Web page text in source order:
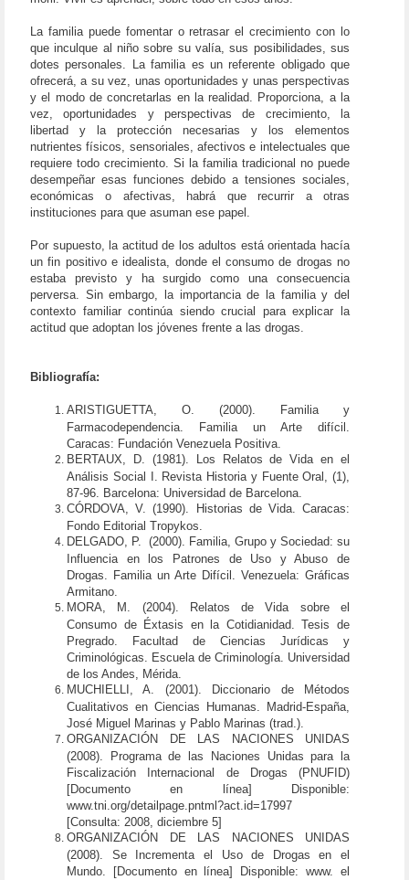
La familia puede fomentar o retrasar el crecimiento con lo
que inculque al niño sobre su valía, sus posibilidades, sus
dotes personales. La familia es un referente obligado que
ofrecerá, a su vez, unas oportunidades y unas perspectivas
y el modo de concretarlas en la realidad. Proporciona, a la
vez, oportunidades y perspectivas de crecimiento, la
libertad y la protección necesarias y los elementos
nutrientes físicos, sensoriales, afectivos e intelectuales que
requiere todo crecimiento. Si la familia tradicional no puede
desempeñar esas funciones debido a tensiones sociales,
económicas o afectivas, habrá que recurrir a otras
instituciones para que asuman ese papel.
Por supuesto, la actitud de los adultos está orientada hacía
un fin positivo e idealista, donde el consumo de drogas no
estaba previsto y ha surgido como una consecuencia
perversa. Sin embargo, la importancia de la familia y del
contexto familiar continúa siendo crucial para explicar la
actitud que adoptan los jóvenes frente a las drogas.
Bibliografía:
ARISTIGUETTA, O. (2000). Familia y
Farmacodependencia. Familia un Arte difícil.
Caracas: Fundación Venezuela Positiva.
BERTAUX, D. (1981). Los Relatos de Vida en el
Análisis Social I. Revista Historia y Fuente Oral, (1),
87-96. Barcelona: Universidad de Barcelona.
CÓRDOVA, V. (1990). Historias de Vida. Caracas:
Fondo Editorial Tropykos.
DELGADO, P. (2000). Familia, Grupo y Sociedad: su
Influencia en los Patrones de Uso y Abuso de
Drogas. Familia un Arte Difícil. Venezuela: Gráficas
Armitano.
MORA, M. (2004). Relatos de Vida sobre el
Consumo de Éxtasis en la Cotidianidad. Tesis de
Pregrado. Facultad de Ciencias Jurídicas y
Criminológicas. Escuela de Criminología. Universidad
de los Andes, Mérida.
MUCHIELLI, A. (2001). Diccionario de Métodos
Cualitativos en Ciencias Humanas. Madrid-España,
José Miguel Marinas y Pablo Marinas (trad.).
ORGANIZACIÓN DE LAS NACIONES UNIDAS
(2008). Programa de las Naciones Unidas para la
Fiscalización Internacional de Drogas (PNUFID)
[Documento en línea] Disponible:
www.tni.org/detailpage.pntml?act.id=17997
[Consulta: 2008, diciembre 5]
ORGANIZACIÓN DE LAS NACIONES UNIDAS
(2008). Se Incrementa el Uso de Drogas en el
Mundo. [Documento en línea] Disponible: www. el